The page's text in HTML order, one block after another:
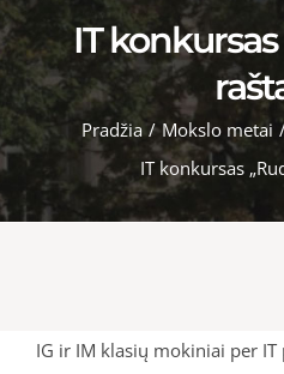
IT
Pradžia / Mokslo metai
IT konkursas
IG ir IM klasių mokiniai per